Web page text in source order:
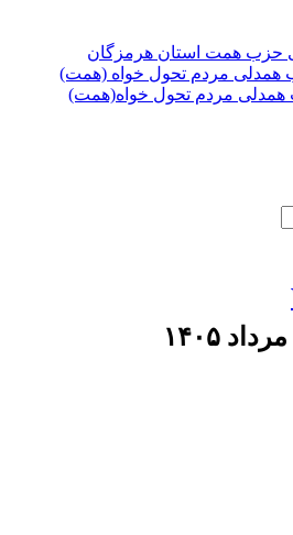
حزب همت استان هرمزگان
همدلی مردم تحول خواه (همت)
همدلی مردم تحول خواه(همت)